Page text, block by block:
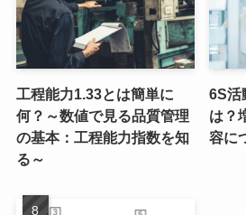
工程能力1.33とは簡単に
何？～数値で見る品質管理
の基本：工程能力指数を知
る～
6S活
は？
容に